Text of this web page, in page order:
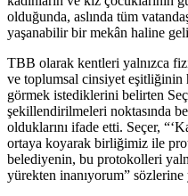
olduğunda, aslında tüm
yaşanabilir bir mekân haline
TBB olarak kentleri yalnızca
ve toplumsal cinsiyet eşitliğinin
görmek istediklerini belirten
şekillendirilmeleri noktasında
olduklarını ifade etti. Seçer,
ortaya koyarak birliğimiz ile
belediyenin, bu protokolleri
yürekten inanıyorum”